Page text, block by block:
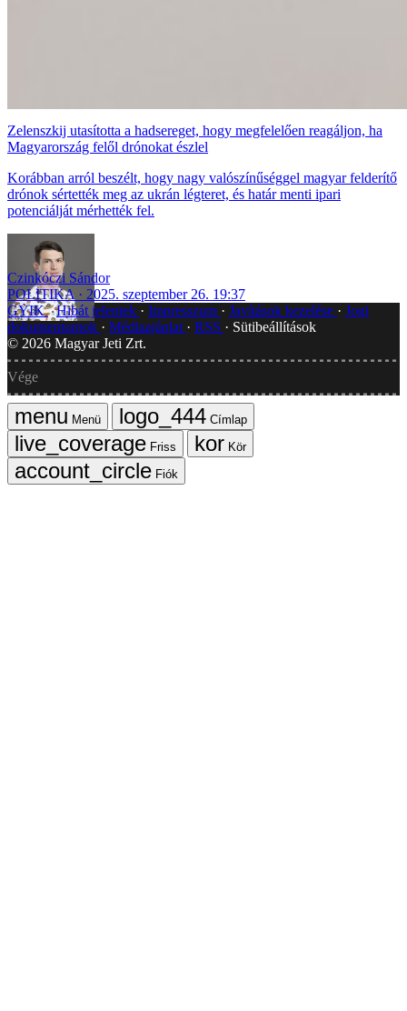
Zelenszkij utasította a hadsereget, hogy megfelelően reagáljon, ha
Magyarország felől drónokat észlel
Korábban arról beszélt, hogy nagy valószínűséggel magyar felderítő
drónok sértették meg az ukrán légteret, és határ menti ipari
potenciálját mérhették fel.
Czinkóczi Sándor
POLITIKA
2025. szeptember 26. 19:37
GYIK Hibát jelentek Impresszum Javítások kezelése
Jogi
dokumentumok
Médiaajánlat RSS
Sütibeállítások
© 2026 Magyar Jeti Zrt.
Vége
Menü
Címlap
Friss
Kör
Fiók